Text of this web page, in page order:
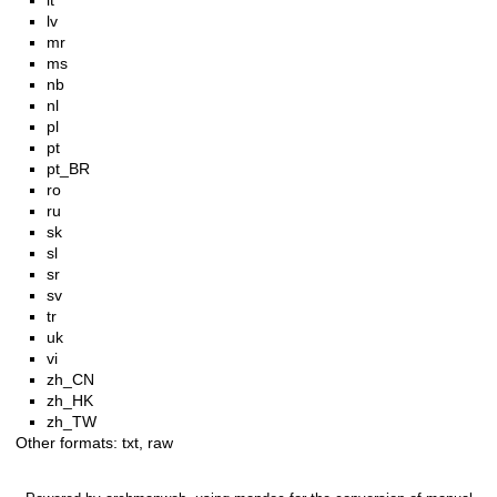
lv
mr
ms
nb
nl
pl
pt
pt_BR
ro
ru
sk
sl
sr
sv
tr
uk
vi
zh_CN
zh_HK
zh_TW
Other formats: txt, raw